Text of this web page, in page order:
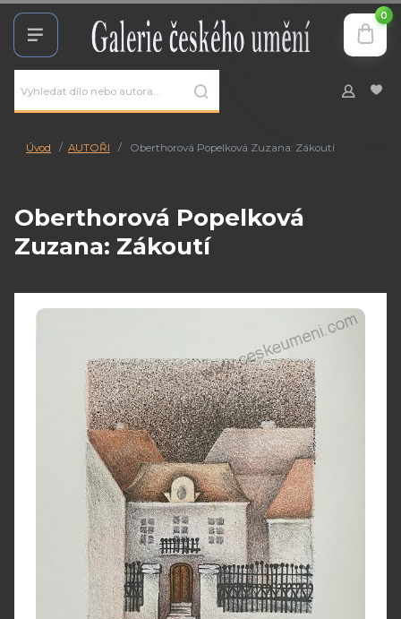
0
Úvod AUTOŘI Oberthorová Popelková Zuzana: Zákoutí
Oberthorová Popelková
Zuzana: Zákoutí